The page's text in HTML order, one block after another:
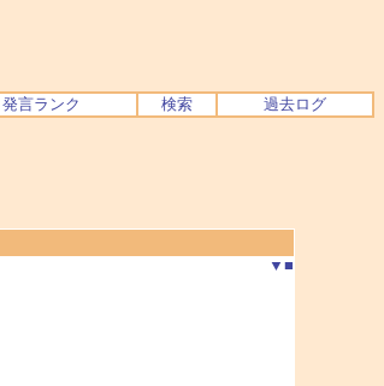
発言ランク 検索 過去ログ
▼ ■